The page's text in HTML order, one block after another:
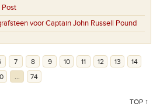
Post
voor Captain John Russell Pound
7 8 9 10 11 12 13
14
... 74
TOP ↑